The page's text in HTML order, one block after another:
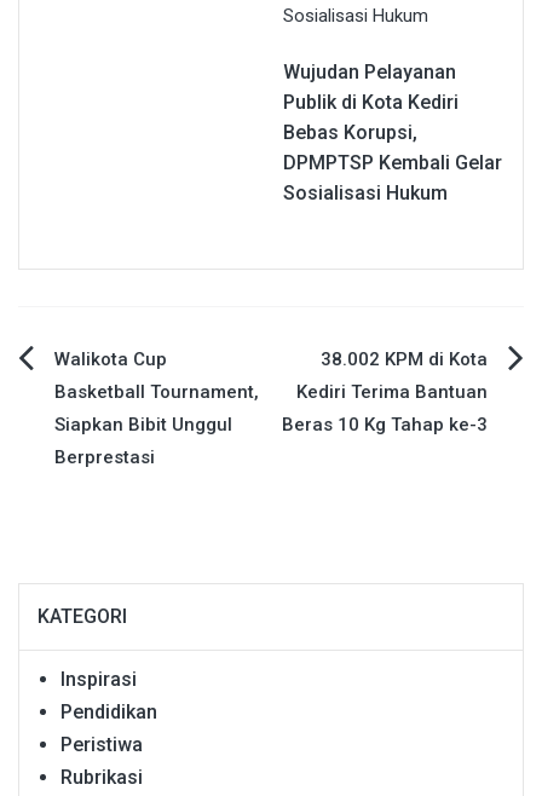
Wujudan Pelayanan
Publik di Kota Kediri
Bebas Korupsi,
DPMPTSP Kembali Gelar
Sosialisasi Hukum
Navigasi
pos
Walikota Cup
Basketball Tournament,
Siapkan Bibit Unggul
Berprestasi
38.002 KPM di Kota
Kediri Terima Bantuan
Beras 10 Kg Tahap ke-3
KATEGORI
Inspirasi
Pendidikan
Peristiwa
Rubrikasi